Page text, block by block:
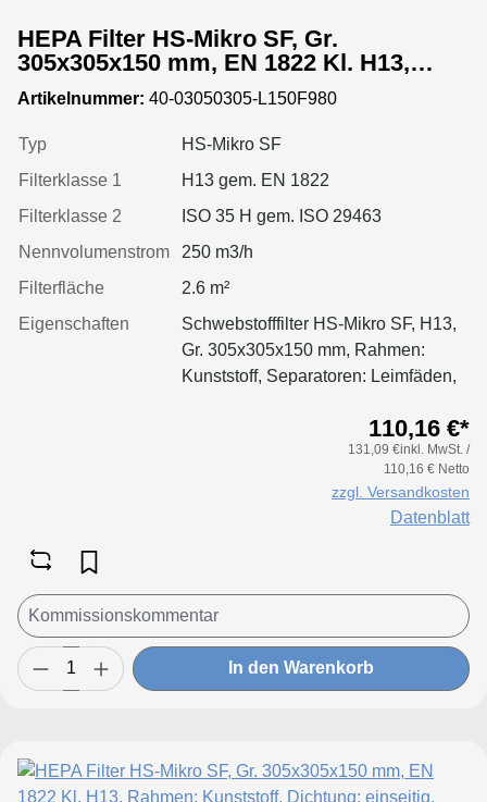
HEPA Filter HS-Mikro SF, Gr.
305x305x150 mm, EN 1822 Kl. H13,
Rahmen: Kunststoff, Dichtung:
einseitig, geschäumt
Artikelnummer: 40-03050305-L150F980
Typ
HS-Mikro SF
Filterklasse 1
H13 gem. EN 1822
Filterklasse 2
ISO 35 H gem. ISO 29463
Nennvolumenstrom
250 m3/h
Filterfläche
2.6 m²
Eigenschaften
Schwebstofffilter HS-Mikro SF, H13,
Gr. 305x305x150 mm, Rahmen:
Kunststoff, Separatoren: Leimfäden,
110,16 €*
131,09 €inkl. MwSt. /
110,16 € Netto
zzgl. Versandkosten
Datenblatt
In den Warenkorb